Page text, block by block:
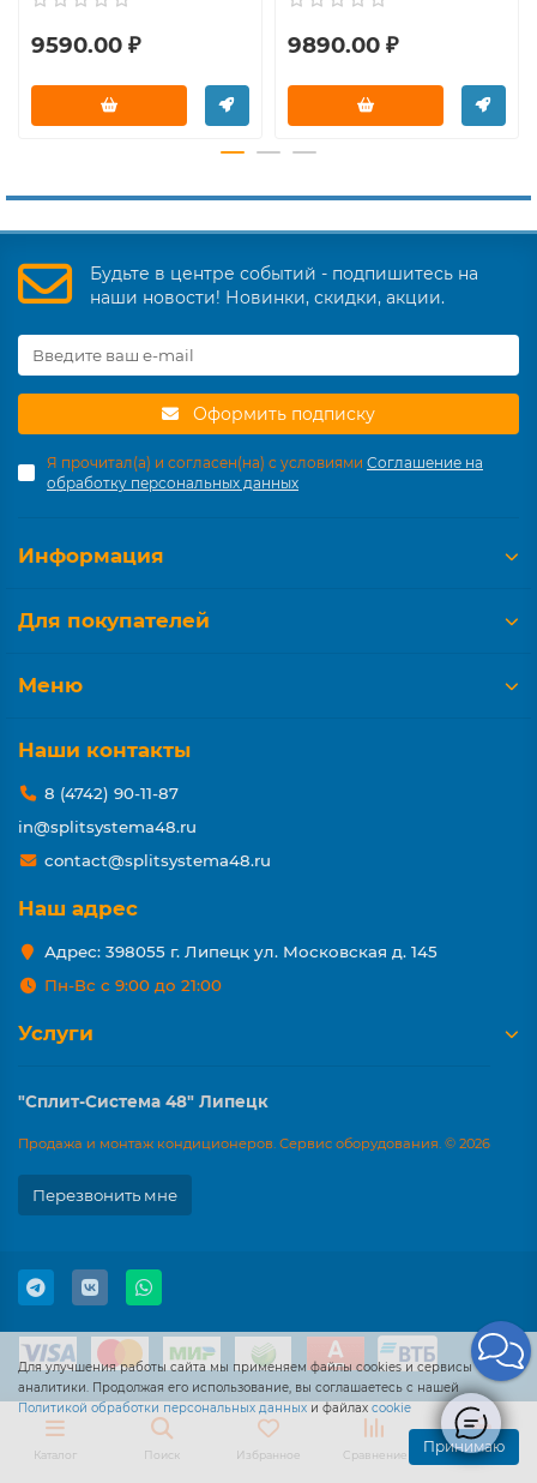
9590.00 ₽ 9890.00 ₽
Для улучшения работы сайта мы применяем файлы cookies и сервисы
аналитики. Продолжая его использование, вы соглашаетесь с нашей
Политикой обработки персональных данных и файлах cookie
Принимаю
Будьте в центре событий - подпишитесь на
наши новости! Новинки, скидки, акции.
Оформить подписку
Я прочитал(а) и согласен(на) с условиями Соглашение на
обработку персональных данных
Информация
Для покупателей
Меню
Наши контакты
8 (4742) 90-11-87
in@splitsystema48.ru
contact@splitsystema48.ru
Наш адрес
Адрес: 398055 г. Липецк ул. Московская д. 145
Пн-Вс с 9:00 до 21:00
Услуги
"Сплит-Система 48" Липецк
Продажа и монтаж кондиционеров. Сервис оборудования. © 2026
Перезвонить мне
Каталог Поиск Избранное Сравнение Корзина